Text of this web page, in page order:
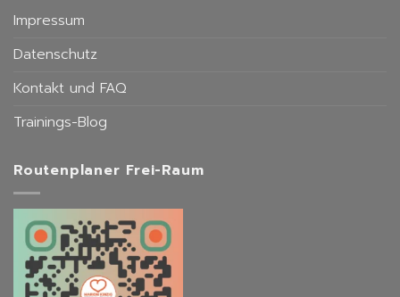
Impressum
Datenschutz
Kontakt und FAQ
Trainings-Blog
Routenplaner Frei-Raum